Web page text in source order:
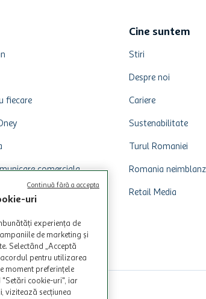
fiecare
comerciala
Cine suntem
Stiri
Despre noi
Cariere
Sustenabilitate
Turul Romaniei
Romania
Retail Media
uri
experiența de
de marketing și
Selectând „Acceptă
pentru utilizarea
moment preferințele
"Setări cookie-uri", iar
vizitează secțiunea
Continuă fără a accepta